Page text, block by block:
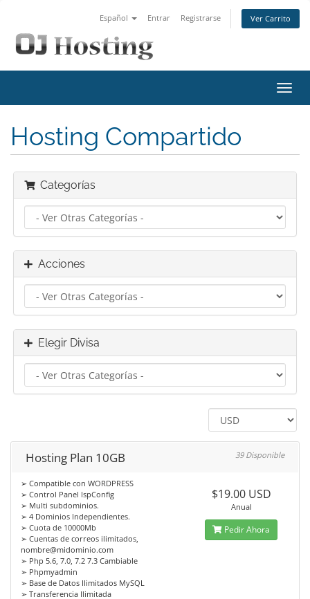
Español Entrar Registrarse Ver Carrito
Hosting Compartido
Categorías
Acciones
Elegir Divisa
Hosting Plan 10GB 39 Disponible
➢ Compatible con WORDPRESS
➢ Control Panel IspConfig
➢ Multi subdominios.
➢ 4 Dominios Independientes.
➢ Cuota de 10000Mb
➢ Cuentas de correos ilimitados,
nombre@midominio.com
➢ Php 5.6, 7.0, 7.2 7.3 Cambiable
➢ Phpmyadmin
➢ Base de Datos Ilimitados MySQL
➢ Transferencia Ilimitada
$19.00 USD
Anual
Pedir Ahora